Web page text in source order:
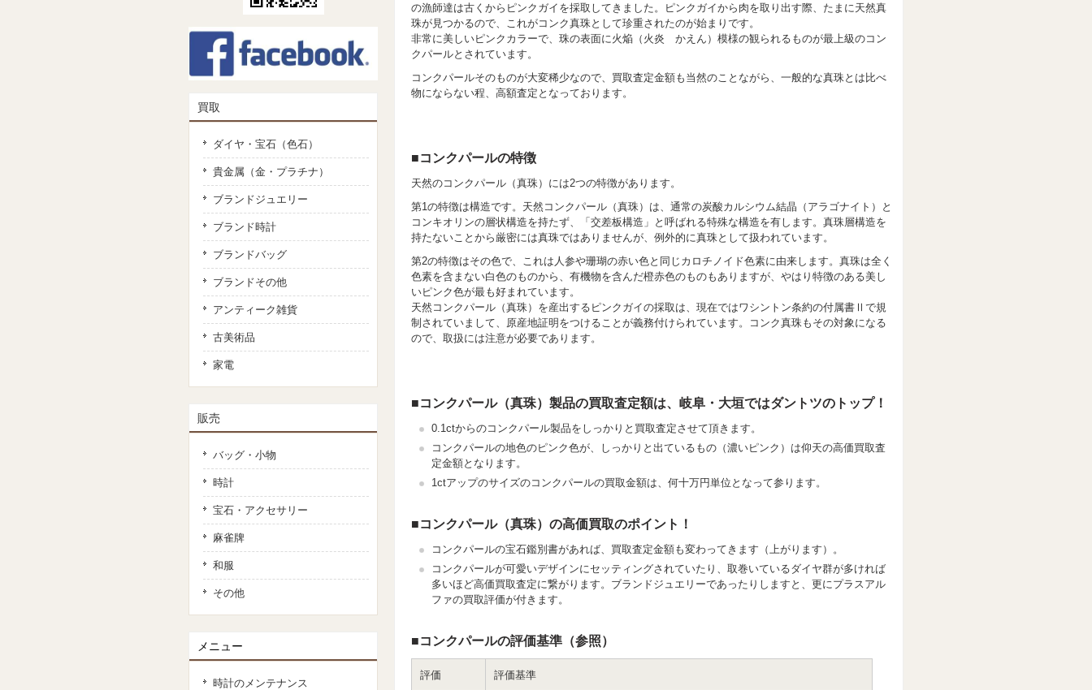
の漁師達は古くからピンクガイを採取してきました。ピンクガイから肉を取り出す際、たまに天然真
珠が見つかるので、これがコンク真珠として珍重されたのが始まりです。
非常に美しいピンクカラーで、珠の表面に火焔（火炎 かえん）模様の観られるものが最上級のコン
クパールとされています。
コンクパールそのものが大変稀少なので、買取査定金額も当然のことながら、一般的な真珠とは比べ
物にならない程、高額査定となっております。
■コンクパールの特徴
天然のコンクパール（真珠）には2つの特徴があります。
第1の特徴は構造です。天然コンクパール（真珠）は、通常の炭酸カルシウム結晶（アラゴナイト）と
コンキオリンの層状構造を持たず、「交差板構造」と呼ばれる特殊な構造を有します。真珠層構造を
持たないことから厳密には真珠ではありませんが、例外的に真珠として扱われています。
第2の特徴はその色で、これは人参や珊瑚の赤い色と同じカロチノイド色素に由来します。真珠は全く
色素を含まない白色のものから、有機物を含んだ橙赤色のものもありますが、やはり特徴のある美し
いピンク色が最も好まれています。
天然コンクパール（真珠）を産出するピンクガイの採取は、現在ではワシントン条約の付属書Ⅱで規
制されていまして、原産地証明をつけることが義務付けられています。コンク真珠もその対象になる
ので、取扱には注意が必要であります。
■コンクパール（真珠）製品の買取査定額は、岐阜・大垣ではダントツのトップ！
0.1ctからのコンクパール製品をしっかりと買取査定させて頂きます。
コンクパールの地色のピンク色が、しっかりと出ているもの（濃いピンク）は仰天の高価買取査
定金額となります。
1ctアップのサイズのコンクパールの買取金額は、何十万円単位となって参ります。
■コンクパール（真珠）の高価買取のポイント！
コンクパールの宝石鑑別書があれば、買取査定金額も変わってきます（上がります）。
コンクパールが可愛いデザインにセッティングされていたり、取巻いているダイヤ群が多ければ
多いほど高価買取査定に繋がります。ブランドジュエリーであったりしますと、更にプラスアル
ファの買取評価が付きます。
■コンクパールの評価基準（参照）
評価 評価基準
買取
ダイヤ・宝石（色石）
貴金属（金・プラチナ）
ブランドジュエリー
ブランド時計
ブランドバッグ
ブランドその他
アンティーク雑貨
古美術品
家電
販売
バッグ・小物
時計
宝石・アクセサリー
麻雀牌
和服
その他
メニュー
時計のメンテナンス